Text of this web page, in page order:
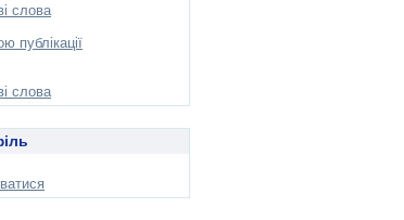
слова
публікації
слова